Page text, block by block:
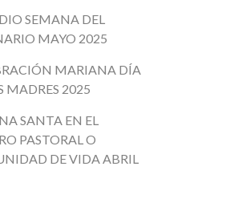
SEMANA DEL
MAYO 2025
MARIANA DÍA
MADRES 2025
SANTA EN EL
PASTORAL O
DE VIDA ABRIL